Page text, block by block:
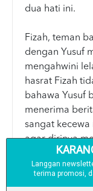
dua hati ini.
Fizah, teman
dengan Yusuf
mengahwini
hasrat Fizah
bahawa Yusuf
menerima
sangat
agar dirinya
“Kau tolong
iisteri kedua.